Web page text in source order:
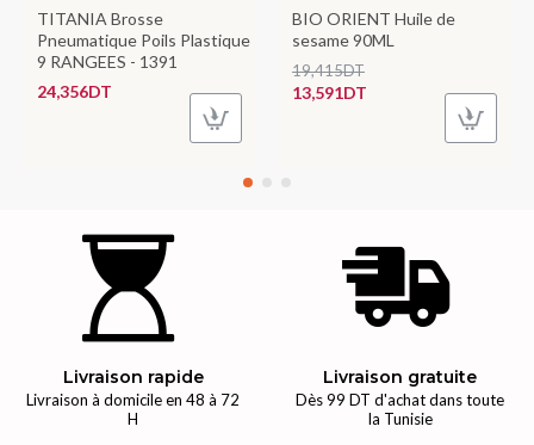
TITANIA Brosse
Pneumatique Poils Plastique
9 RANGEES - 1391
24,356DT
BIO ORIENT Huile de
sesame 90ML
13,591DT
19,415DT
Livraison rapide
Livraison à domicile en 48 à 72
H
Livraison gratuite
Dès 99 DT d'achat dans toute
la Tunisie